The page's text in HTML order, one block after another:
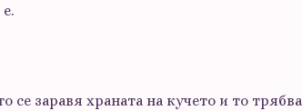
заравя храната на кучето и то трябва